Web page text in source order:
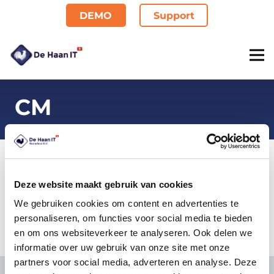
Deze website maakt gebruik van cookies
We gebruiken cookies om content en advertenties te
personaliseren, om functies voor social media te bieden
en om ons websiteverkeer te analyseren. Ook delen we
informatie over uw gebruik van onze site met onze
partners voor social media, adverteren en analyse. Deze
DEMO Support
CM